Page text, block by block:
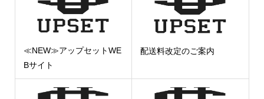
≪NEW≫アップセットWE
Bサイト
配送料改定のご案内